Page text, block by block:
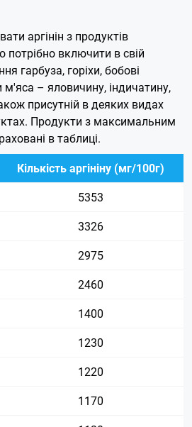
аргінін з продуктів
потрібно включити в свій
гарбуза, горіхи, бобові
м'яса – яловичину, індичатину,
присутній в деяких видах
Продукти з максимальним
в таблиці.
Кількість аргініну (мг/100г)
5353
3326
2975
2460
1400
1230
1220
1170